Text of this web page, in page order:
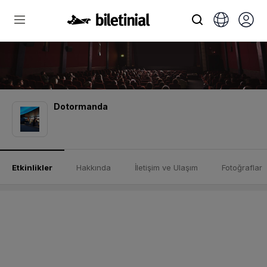
Dotormanda
Etkinlikler Hakkında İletişim ve Ulaşım Fotoğraflar